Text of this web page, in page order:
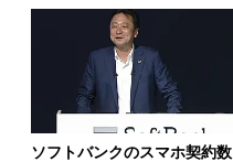
ソフトバンクのスマホ契約数